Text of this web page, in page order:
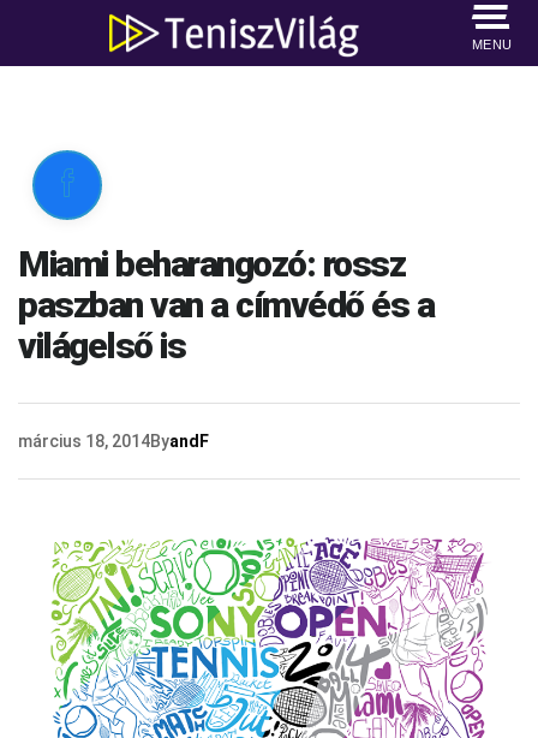
MENU

Miami beharangozó: rossz
paszban van a címvédő és a
világelső is
március 18, 2014ByandF